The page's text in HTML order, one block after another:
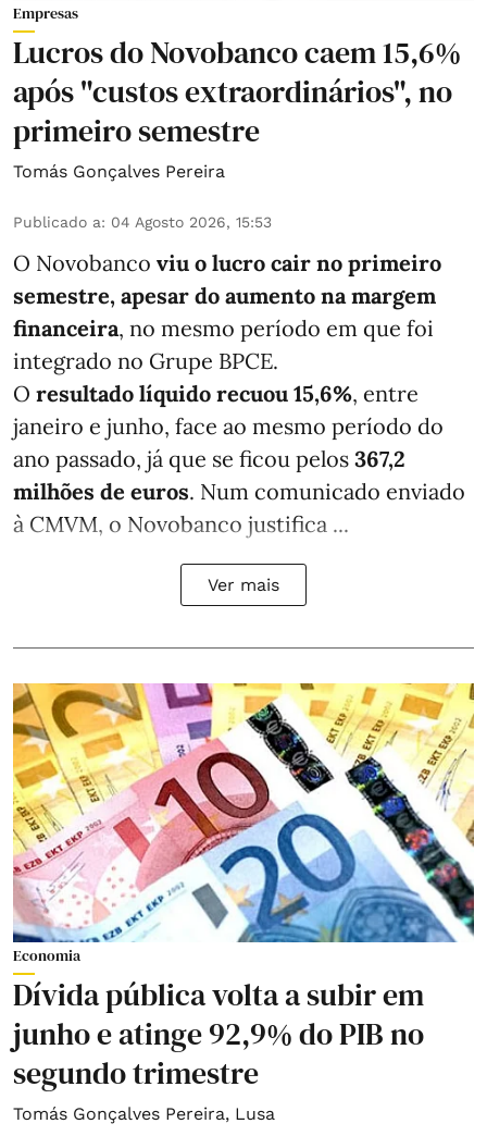
Empresas
Lucros do Novobanco caem 15,6%
após "custos extraordinários", no
primeiro semestre
Tomás Gonçalves Pereira
Publicado a: 04 Agosto 2026, 15:53
O Novobanco viu o lucro cair no primeiro
semestre, apesar do aumento na margem
financeira, no mesmo período em que foi
integrado no Grupe BPCE.
O resultado líquido recuou 15,6%, entre
janeiro e junho, face ao mesmo período do
ano passado, já que se ficou pelos 367,2
milhões de euros. Num comunicado enviado
à CMVM, o Novobanco justifica ...
Ver mais
Economia
Dívida pública volta a subir em
junho e atinge 92,9% do PIB no
segundo trimestre
Tomás Gonçalves Pereira, Lusa